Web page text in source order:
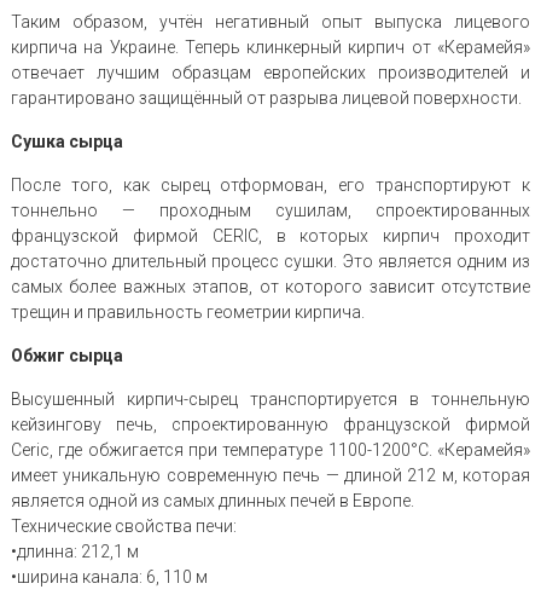
Таким образом, учтён негативный опыт выпуска лицевого
кирпича на Украине. Теперь клинкерный кирпич от «Керамейя»
отвечает лучшим образцам европейских производителей и
гарантировано защищённый от разрыва лицевой поверхности.
Сушка сырца
После того, как сырец отформован, его транспортируют к
тоннельно — проходным сушилам, спроектированных
французской фирмой CERIC, в которых кирпич проходит
достаточно длительный процесс сушки. Это является одним из
самых более важных этапов, от которого зависит отсутствие
трещин и правильность геометрии кирпича.
Обжиг сырца
Высушенный кирпич-сырец транспортируется в тоннельную
кейзингову печь, спроектированную французской фирмой
Ceric, где обжигается при температуре 1100-1200°С. «Керамейя»
имеет уникальную современную печь — длиной 212 м, которая
является одной из самых длинных печей в Европе.
Технические свойства печи:
•длинна: 212,1 м
•ширина канала: 6, 110 м